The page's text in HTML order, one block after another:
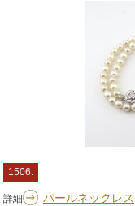
1506.
詳細 パールネックレス